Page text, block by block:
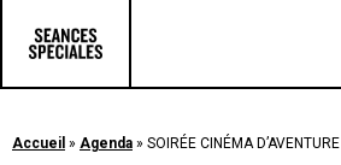
Accueil » Agenda » SOIRÉE CINÉMA D’AVENTURE